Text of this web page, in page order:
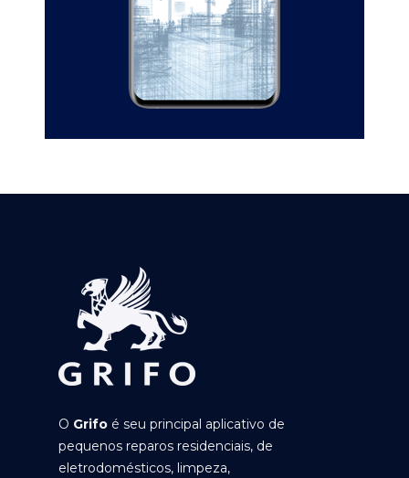
O Grifo é seu principal aplicativo de
pequenos reparos residenciais, de
eletrodomésticos, limpeza,